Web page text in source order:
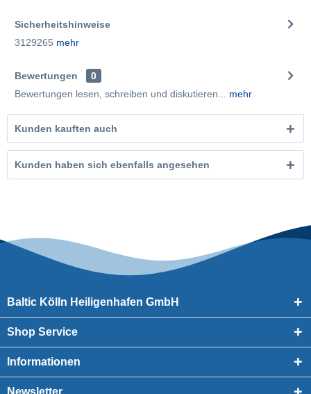
Sicherheitshinweise
3129265 mehr
Bewertungen
0
Bewertungen lesen, schreiben und diskutieren...
mehr
Kunden kauften auch
Kunden haben sich ebenfalls angesehen
Baltic Kölln Heiligenhafen GmbH
Shop Service
Informationen
Newsletter